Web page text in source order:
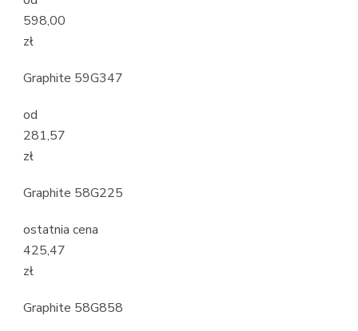
598,00
zł
Graphite 59G347
od
281,57
zł
Graphite 58G225
ostatnia cena
425,47
zł
Graphite 58G858